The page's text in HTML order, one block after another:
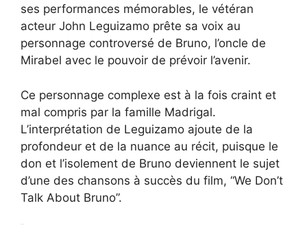
ses performances mémorables, le vétéran
acteur John Leguizamo prête sa voix au
personnage controversé de Bruno, l’oncle de
Mirabel avec le pouvoir de prévoir l’avenir.
Ce personnage complexe est à la fois craint et
mal compris par la famille Madrigal.
L’interprétation de Leguizamo ajoute de la
profondeur et de la nuance au récit, puisque le
don et l’isolement de Bruno deviennent le sujet
d’une des chansons à succès du film, “We Don’t
Talk About Bruno”.